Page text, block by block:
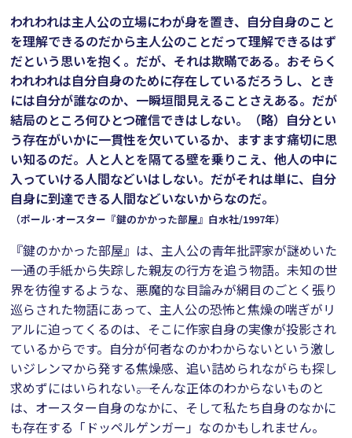
われわれは主人公の立場にわが身を置き、自分自身のこと
を理解できるのだから主人公のことだって理解できるはず
だという思いを抱く。だが、それは欺瞞である。おそらく
われわれは自分自身のために存在しているだろうし、とき
には自分が誰なのか、一瞬垣間見えることさえある。だが
結局のところ何ひとつ確信できはしない。（略）自分とい
う存在がいかに一貫性を欠いているか、ますます痛切に思
い知るのだ。人と人とを隔てる壁を乗りこえ、他人の中に
入っていける人間などいはしない。だがそれは単に、自分
自身に到達できる人間などいないからなのだ。
（ポール･オースター『鍵のかかった部屋』白水社/1997年）
『鍵のかかった部屋』は、主人公の青年批評家が謎めいた
一通の手紙から失踪した親友の行方を追う物語。未知の世
界を彷徨するような、悪魔的な目論みが網目のごとく張り
巡らされた物語にあって、主人公の恐怖と焦燥の喘ぎがリ
アルに迫ってくるのは、そこに作家自身の実像が投影され
ているからです。自分が何者なのかわからないという激し
いジレンマから発する焦燥感、追い詰められながらも探し
求めずにはいられない――。そんな正体のわからないものと
は、オースター自身のなかに、そして私たち自身のなかに
も存在する「ドッペルゲンガー」なのかもしれません。